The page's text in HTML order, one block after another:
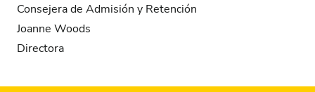
Consejera de Admisión y Retención
Joanne Woods
Directora